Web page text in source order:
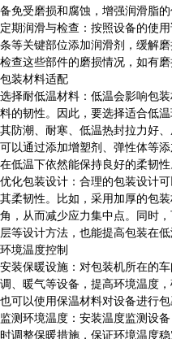
备免受磨损和腐蚀，增强润滑脂的
定期润滑与检查：按照设备的使
条等关键部位添加润滑剂，缓解
检查这些部件的磨损情况，如有
包装材料适配
选择耐低温材料：低温会影响包
料的韧性。因此，要选择适合低
其防潮、耐寒、低温热封拉力好
可以通过添加增塑剂、弹性体等
在低温下依然能保持良好的柔韧性
优化包装设计：合理的包装设计
其柔韧性。比如，采用加厚的包
角，从而减少应力集中点。同时
层等设计方法，也能提高包装在
环境温度控制
安装保暖设施：对包装机所在的
调、暖气等设备，提高环境温度
也可以使用保温材料对设备进行包
监测环境温度：安装温度监测设
时调整保暖措施，保证环境温度